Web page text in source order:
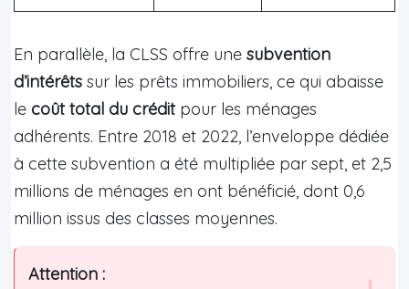
En parallèle, la CLSS offre une subvention
d’intérêts sur les prêts immobiliers, ce qui abaisse
le coût total du créditpour les ménages
adhérents. Entre 2018 et 2022, l’enveloppe dédiée
à cette subvention a été multipliée par sept, et 2,5
millions de ménages en ont bénéficié, dont 0,6
million issus des classes moyennes.
Attention :